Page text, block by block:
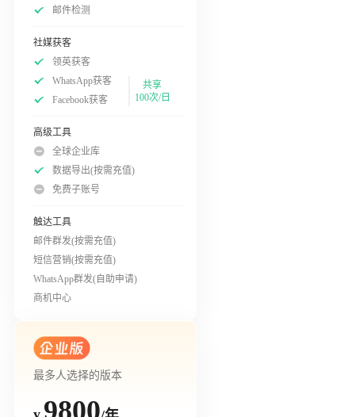
邮件检测
社媒获客
领英获客
WhatsApp获客
Facebook获客
共享
100次/日
高级工具
全球企业库
数据导出(按需充值)
免费子账号
触达工具
邮件群发(按需充值)
短信营销(按需充值)
WhatsApp群发(自助申请)
商机中心
最多人选择的版本
9800